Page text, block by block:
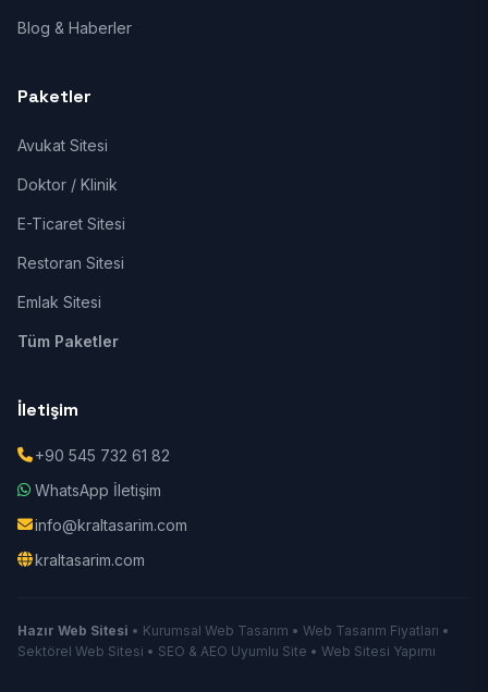
Blog & Haberler
Paketler
Avukat Sitesi
Doktor / Klinik
E-Ticaret Sitesi
Restoran Sitesi
Emlak Sitesi
Tüm Paketler
İletişim
+90 545 732 61 82
WhatsApp İletişim
info@kraltasarim.com
kraltasarim.com
Hazır Web Sitesi • Kurumsal Web Tasarım • Web Tasarım Fiyatları •
Sektörel Web Sitesi • SEO & AEO Uyumlu Site • Web Sitesi Yapımı